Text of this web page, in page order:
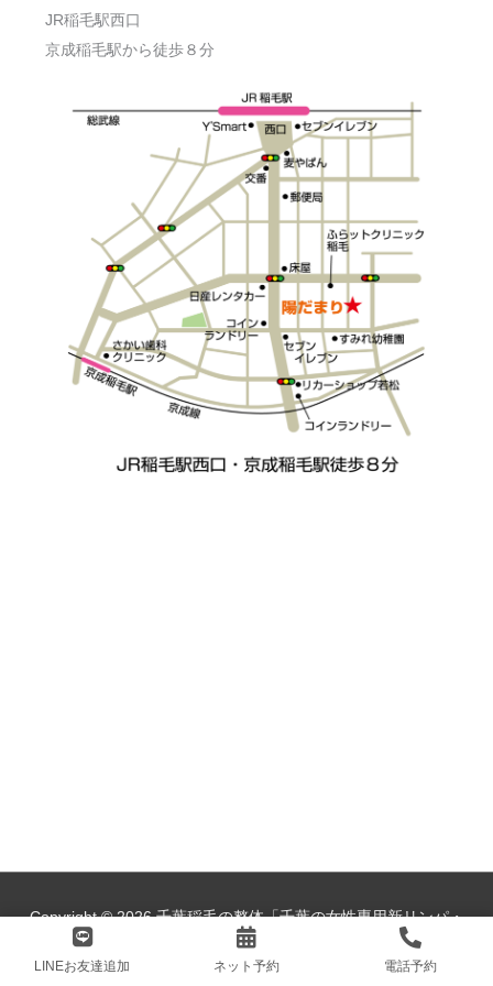
JR稲毛駅西口
京成稲毛駅から徒歩８分
Copyright © 2026千葉稲毛の整体「千葉の女性専用新リンパ・
整体サロン陽だまり」
LINEお友達追加 ネット予約 電話予約